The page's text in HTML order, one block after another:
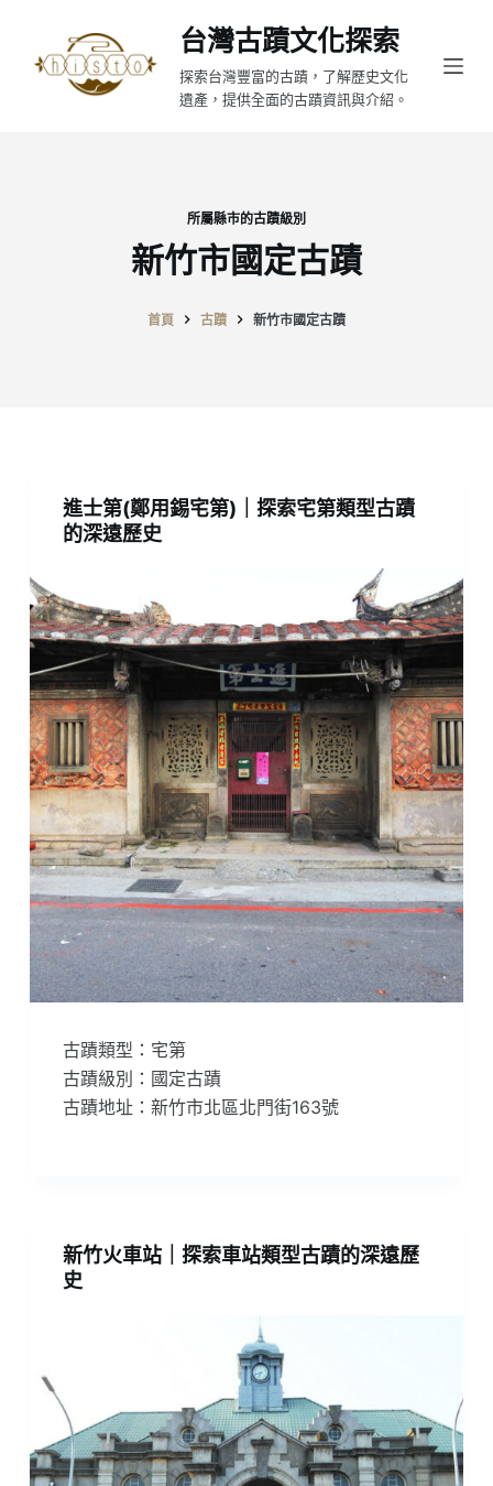
至
台灣古蹟文化探索
探索台灣豐富的古蹟，了解歷史文化
遺產，提供全面的古蹟資訊與介紹。
所屬縣市的古蹟級別
新竹市國定古蹟
首頁 古蹟 新竹市國定古蹟
進士第(鄭用錫宅第)｜探索宅第類型古蹟
的深遠歷史
古蹟類型：宅第
古蹟級別：國定古蹟
古蹟地址：新竹市北區北門街163號
新竹火車站｜探索車站類型古蹟的深遠歷
史